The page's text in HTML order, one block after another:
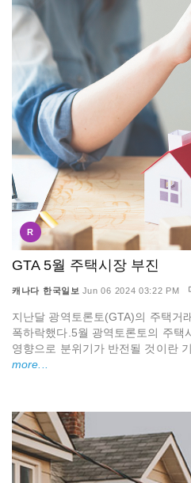
R
GTA 5월 주택시장 부진
캐나다 한국일보 Jun 06 2024 03:22 PM
지난달 광역토론토(GTA)의 주택거
폭하락했다.5월 광역토론토의 주택
영향으로 분위기가 반전될 것이란
more...